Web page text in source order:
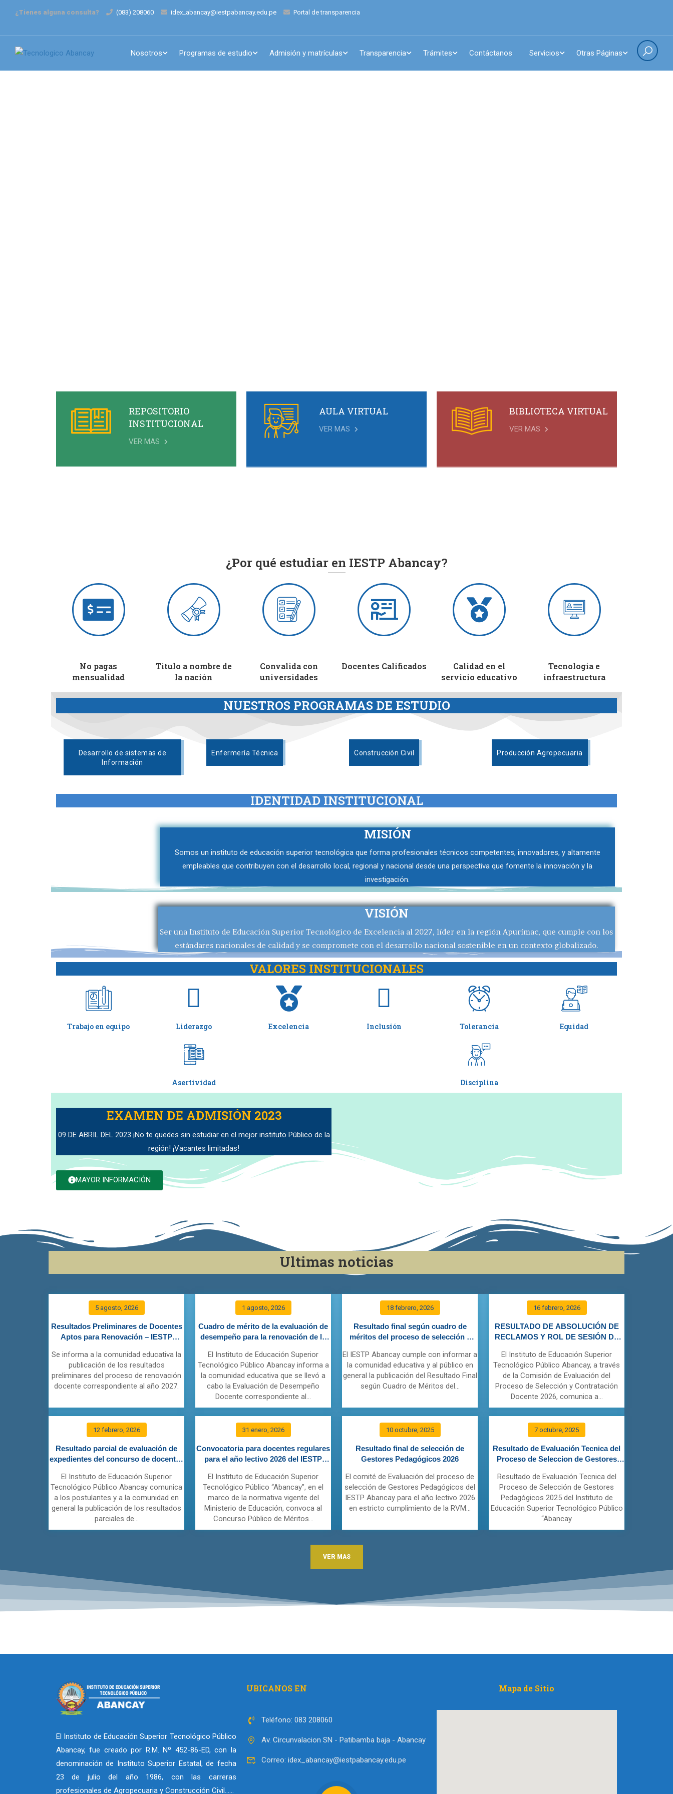
¿Tienes alguna consulta? (083) 208060 idex_abancay@iestpabancay.edu.pe Portal de transparencia
Nosotros Programas de estudio Admisión y matrículas Transparencia Trámites Contáctanos Servicios Otras Páginas
REPOSITORIO
INSTITUCIONAL
VER MAS
AULA VIRTUAL
VER MAS
BIBLIOTECA VIRTUAL
VER MAS
¿Por qué estudiar en IESTP Abancay?
No pagas
mensualidad
Título a nombre de
la nación
Convalida con
universidades
Docentes Calificados
Calidad en el
servicio educativo
Tecnología e
infraestructura
NUESTROS PROGRAMAS DE ESTUDIO
Desarrollo de sistemas de
Información
Enfermería Técnica Construcción Civil Producción Agropecuaria
IDENTIDAD INSTITUCIONAL
MISIÓN
Somos un instituto de educación superior tecnológica que forma profesionales técnicos competentes, innovadores, y altamente
empleables que contribuyen con el desarrollo local, regional y nacional desde una perspectiva que fomente la innovación y la
investigación.
VISIÓN
Ser una Instituto de Educación Superior Tecnológico de Excelencia al 2027, líder en la región Apurímac, que cumple con los
estándares nacionales de calidad y se compromete con el desarrollo nacional sostenible en un contexto globalizado.
VALORES INSTITUCIONALES
Trabajo en equipo Liderazgo Excelencia Inclusión Tolerancia Equidad
Asertividad Disciplina
EXAMEN DE ADMISIÓN 2023
09 DE ABRIL DEL 2023 ¡No te quedes sin estudiar en el mejor instituto Público de la
región! ¡Vacantes limitadas!
MAYOR INFORMACIÓN
Ultimas noticias
5 agosto, 2026
Resultados Preliminares de Docentes
Aptos para Renovación – IESTP
Se informa a la comunidad educativa la
publicación de los resultados
preliminares del proceso de renovación
docente correspondiente al año 2027.
1 agosto, 2026
Cuadro de mérito de la evaluación de
desempeño para la renovación de la
El Instituto de Educación Superior
Tecnológico Público Abancay informa a
la comunidad educativa que se llevó a
cabo la Evaluación de Desempeño
Docente correspondiente al...
18 febrero, 2026
Resultado final según cuadro de
méritos del proceso de selección y
El IESTP Abancay cumple con informar a
la comunidad educativa y al público en
general la publicación del Resultado Final
según Cuadro de Méritos del...
16 febrero, 2026
RESULTADO DE ABSOLUCIÓN DE
RECLAMOS Y ROL DE SESIÓN DE
SELECCION DE DOCENTES DEL
IESTP ABANCAY
El Instituto de Educación Superior
Tecnológico Público Abancay, a través
de la Comisión de Evaluación del
Proceso de Selección y Contratación
Docente 2026, comunica a...
12 febrero, 2026
Resultado parcial de evaluación de
expedientes del concurso de docentes
El Instituto de Educación Superior
Tecnológico Público Abancay comunica
a los postulantes y a la comunidad en
general la publicación de los resultados
parciales de...
31 enero, 2026
Convocatoria para docentes regulares
para el año lectivo 2026 del IESTP
El Instituto de Educación Superior
Tecnológico Público “Abancay”, en el
marco de la normativa vigente del
Ministerio de Educación, convoca al
Concurso Público de Méritos...
10 octubre, 2025
Resultado final de selección de
Gestores Pedagógicos 2026
El comité de Evaluación del proceso de
selección de Gestores Pedagógicos del
IESTP Abancay para el año lectivo 2026
en estricto cumplimiento de la RVM...
7 octubre, 2025
Resultado de Evaluación Tecnica del
Proceso de Seleccion de Gestores
Resultado de Evaluación Tecnica del
Proceso de Selección de Gestores
Pedagógicos 2025 del Instituto de
Educación Superior Tecnológico Público
“Abancay
VER MAS
El Instituto de Educación Superior Tecnológico Público
Abancay, fue creado por R.M. Nº 452-86-ED, con la
denominación de Instituto Superior Estatal, de fecha
23 de julio del año 1986, con las carreras
profesionales de Agropecuaria y Construcción Civil……
UBICANOS EN
Teléfono: 083 208060
Av. Circunvalacion SN - Patibamba baja - Abancay
Correo: idex_abancay@iestpabancay.edu.pe
Mapa de Sitio​